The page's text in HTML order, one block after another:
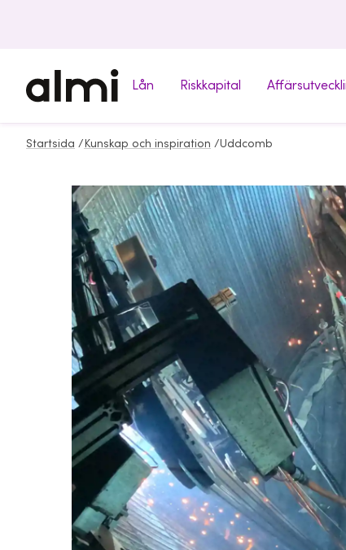
Lån Riskkapital
Startsida / Kunskap och inspiration /Uddcomb